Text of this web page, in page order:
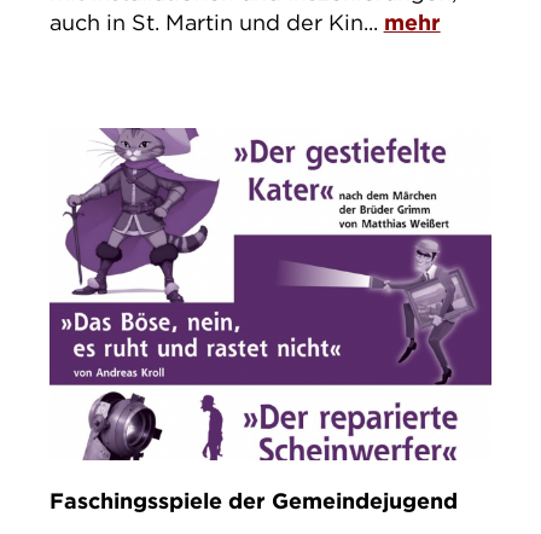
auch in St. Martin und der Kin... mehr
Faschingsspiele der Gemeindejugend